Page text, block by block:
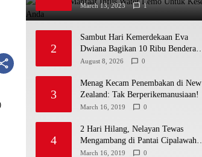
March 13, 2023 1
2
Sambut Hari Kemerdekaan Eva
Dwiana Bagikan 10 Ribu Bendera
Merah Putih ke Warga
August 8, 2026 0
3
Menag Kecam Penembakan di New
Zealand: Tak Berperikemanusiaan!
March 16, 2019 0
4
2 Hari Hilang, Nelayan Tewas
Mengambang di Pantai Cipalawah
Garut
March 16, 2019 0